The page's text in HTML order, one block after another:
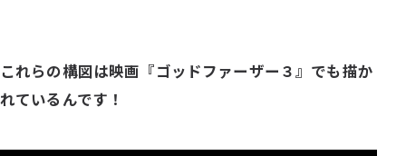
これらの構図は映画『ゴッドファーザー３』でも描か
れているんです！